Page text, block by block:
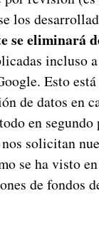
los
se eliminará
incluso
Esto
de datos en
en segundo
solicitan
se ha visto
de fondos